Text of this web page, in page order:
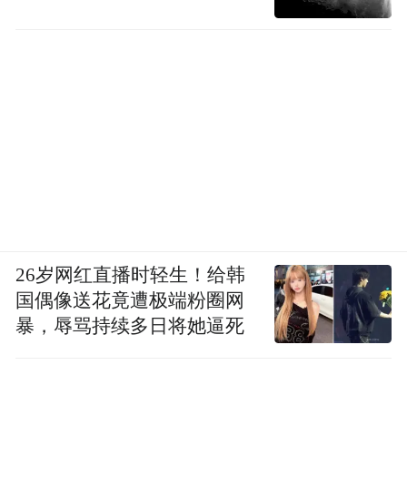
26岁网红直播时轻生！给韩
国偶像送花竟遭极端粉圈网
暴，辱骂持续多日将她逼死